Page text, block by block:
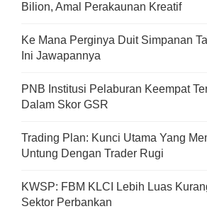
Bilion, Amal Perakaunan Kreatif
Ke Mana Perginya Duit Simpanan
Ini Jawapannya
PNB Institusi Pelaburan Keempat
Dalam Skor GSR
Trading Plan: Kunci Utama Yang
Untung Dengan Trader Rugi
KWSP: FBM KLCI Lebih Luas
Sektor Perbankan